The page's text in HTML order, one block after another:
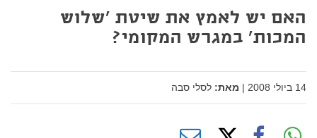
האם יש לאמץ את שיטת 'שלוש
המכות' במגרש המקומי?
14 ביולי 2008 | מאת: לסלי סבה